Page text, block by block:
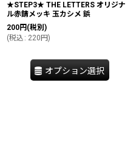
★STEP3★ THE LETTERS オリジナ
ル赤錆メッキ 玉カシメ 鋲
200円 (税別)
(税込 : 220 円)
オプション選択